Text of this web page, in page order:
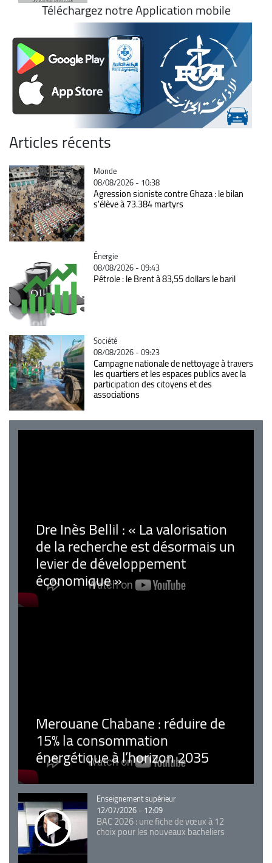
Téléchargez notre Application mobile
Articles récents
Catégorie
Monde
08/08/2026 - 10:38
Agression sioniste contre Ghaza : le bilan
s'élève à 73.384 martyrs
Catégorie
Énergie
08/08/2026 - 09:43
Pétrole : le Brent à 83,55 dollars le baril
Catégorie
Société
08/08/2026 - 09:23
Campagne nationale de nettoyage à travers
les quartiers et les espaces publics avec la
participation des citoyens et des
associations
Dre Inès Bellil : « La valorisation
de la recherche est désormais un
levier de développement
économique »
Merouane Chabane : réduire de
15% la consommation
énergétique à l’horizon 2035
Catégorie
Enseignement supérieur
12/07/2026 - 12:09
BAC 2026 : une fiche de vœux à 12
choix pour les nouveaux bacheliers